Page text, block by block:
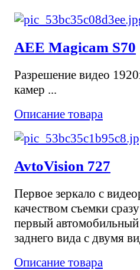
AEE Magicam S70
Разрешение видео
камер ...
Описание товара
AvtoVision 727
Первое зеркало с
качеством съемки
первый автомобильный
заднего вида с двумя
Описание товара